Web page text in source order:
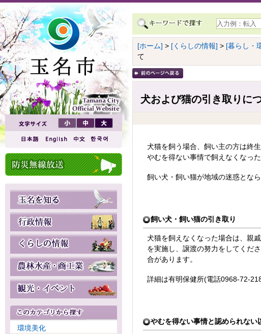
環境美化
[ホーム] > [くらしの情報] > [暮らし・
て
犬および猫の引き取りに
犬猫を飼う場合、飼い主の方は終
やむを得ない事情で飼えなくなっ
飼い犬・飼い猫が地域の迷惑とな
飼い犬・飼い猫の引き取り
犬猫を飼えなくなった場合は、親
を実施し、譲渡の努力をしてくだ
合があります。
詳細は有明保健所(電話0968-72-
やむを得ない事情と認められない